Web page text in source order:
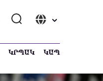
ԿՐՊԱԿ ԿԱՊ